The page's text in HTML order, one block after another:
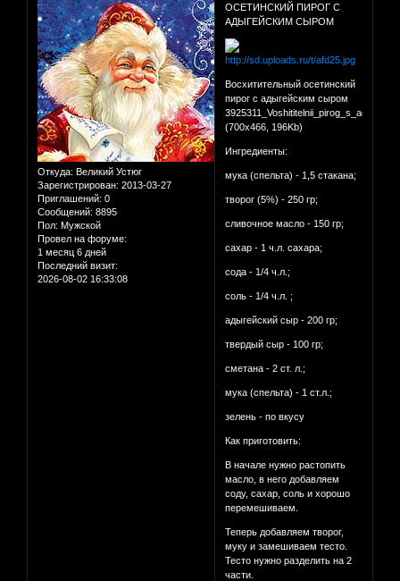
Откуда: Великий Устюг
Зарегистрирован: 2013-03-27
Приглашений: 0
Сообщений: 8895
Пол: Мужской
Провел на форуме:
1 месяц 6 дней
Последний визит:
2026-08-02 16:33:08
ОСЕТИНСКИЙ ПИРОГ С
АДЫГЕЙСКИМ СЫРОМ
Восхитительный осетинский
пирог с адыгейским сыром
(700x466, 196Kb)
Ингредиенты:
мука (спельта) - 1,5 стакана;
творог (5%) - 250 гр;
сливочное масло - 150 гр;
сахар - 1 ч.л. сахара;
сода - 1/4 ч.л.;
соль - 1/4 ч.л. ;
адыгейский сыр - 200 гр;
твердый сыр - 100 гр;
сметана - 2 ст. л.;
мука (спельта) - 1 ст.л.;
зелень - по вкусу
Как приготовить:
В начале нужно растопить
масло, в него добавляем
соду, сахар, соль и хорошо
перемешиваем.
Теперь добавляем творог,
муку и замешиваем тесто.
Тесто нужно разделить на 2
части.